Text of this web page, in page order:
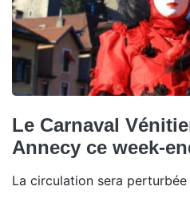
Le Carnaval
Annecy ce week-
La circulation sera